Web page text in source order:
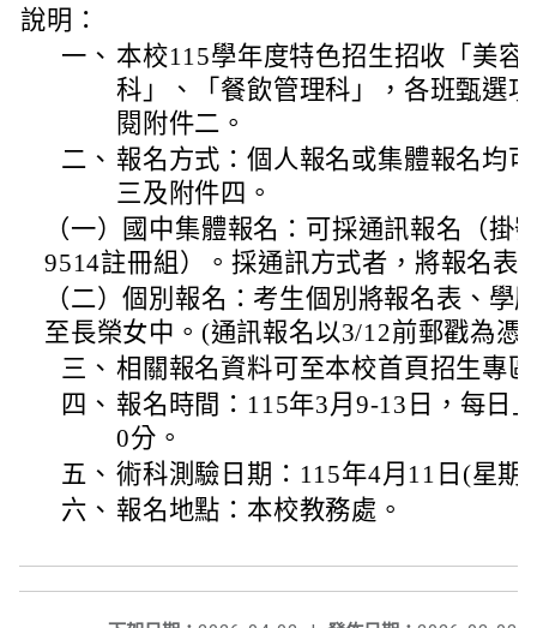
說明：
一、 本校115學年度特色招生招收「美容
科」、「餐飲管理科」，各班甄選
閱附件二。
二、 報名方式：個人報名或集體報名均
三及附件四。
（一）國中集體報名：可採通訊報名（掛
9514註冊組）。採通訊方式者，將報名表
（二）個別報名：考生個別將報名表、學
至長榮女中。(通訊報名以3/12前郵戳為憑)
三、 相關報名資料可至本校首頁招生專
四、 報名時間：115年3月9-13日，每日
0分。
五、 術科測驗日期：115年4月11日(星期
六、 報名地點：本校教務處。